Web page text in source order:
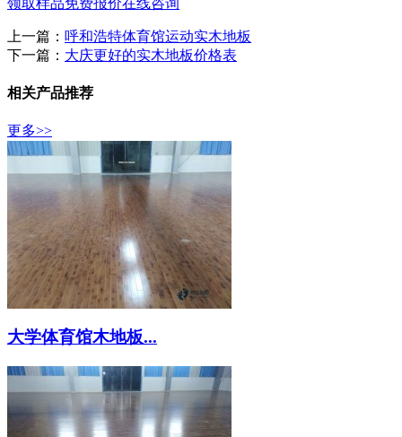
上一篇： 呼和浩特体育馆运动实木地板
下一篇： 大庆更好的实木地板价格表
相关产品推荐
更多>>
大学体育馆木地板...